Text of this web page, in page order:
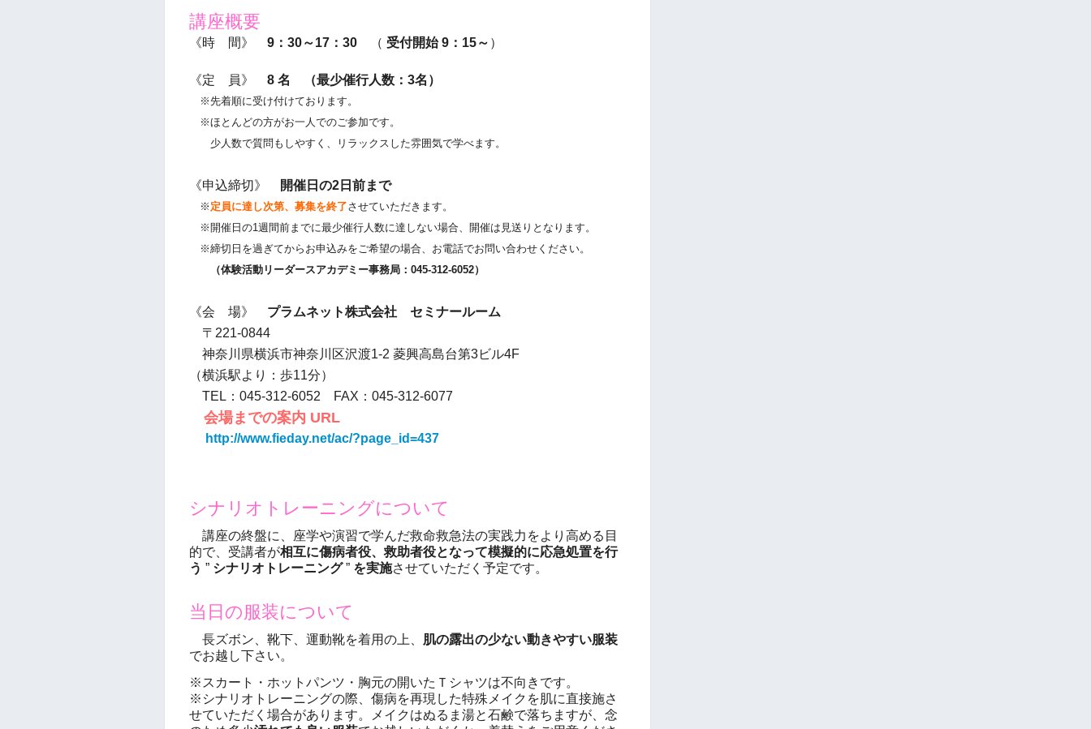
講座概要
《時 間》 9：30～17：30 （ 受付開始 9：15～ ）
《定 員》 8 名 （最少催行人数：3名）
※先着順に受け付けております。
※ほとんどの方がお一人でのご参加です。
少人数で質問もしやすく、リラックスした雰囲気で学べます。
《申込締切》 開催日の2日前まで
※ 定員に達し次第、募集を終了させていただきます。
※開催日の1週間前までに最少催行人数に達しない場合、開催は見送りとなります。
※締切日を過ぎてからお申込みをご希望の場合、お電話でお問い合わせください。
（体験活動リーダースアカデミー事務局：045-312-6052）
《会 場》 プラムネット株式会社 セミナールーム
〒221-0844
神奈川県横浜市神奈川区沢渡1-2 菱興高島台第3ビル4F
（横浜駅より：歩11分）
TEL：045-312-6052 FAX：045-312-6077
会場までの案内 URL
http://www.fieday.net/ac/?page_id=437
シナリオトレーニングについて
講座の終盤に、座学や演習で学んだ救命救急法の実践力をより高める目
的で、受講者が相互に傷病者役、救助者役となって模擬的に応急処置を行
う ” シナリオトレーニング” を実施させていただく予定です。
当日の服装について
長ズボン、靴下、運動靴を着用の上、 肌の露出の少ない動きやすい服装
でお越し下さい。
※スカート・ホットパンツ・胸元の開いたＴシャツは不向き です。
※シナリオトレーニングの際、傷病を再現した特殊メイクを肌に直接施さ
せていただく場合があります。
メイクはぬるま湯と石鹸で落ちますが、念